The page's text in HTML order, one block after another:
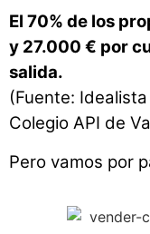
El 70% de los
y 27.000 € por
salida.
(Fuente:
Colegio API de
Pero vamos por